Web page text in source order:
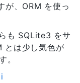
が、ORM を使っ
も SQLite3 をサ
とは少し気色が
。